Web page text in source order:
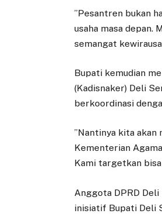
‎”Pesantren bukan
usaha masa
semangat
Bupati kemudian
(Kadisnaker) Deli
berkoordinasi
‎”Nantinya kita akan
Kementerian
Kami targetkan
‎Anggota DPRD Deli
inisiatif Bupati Deli